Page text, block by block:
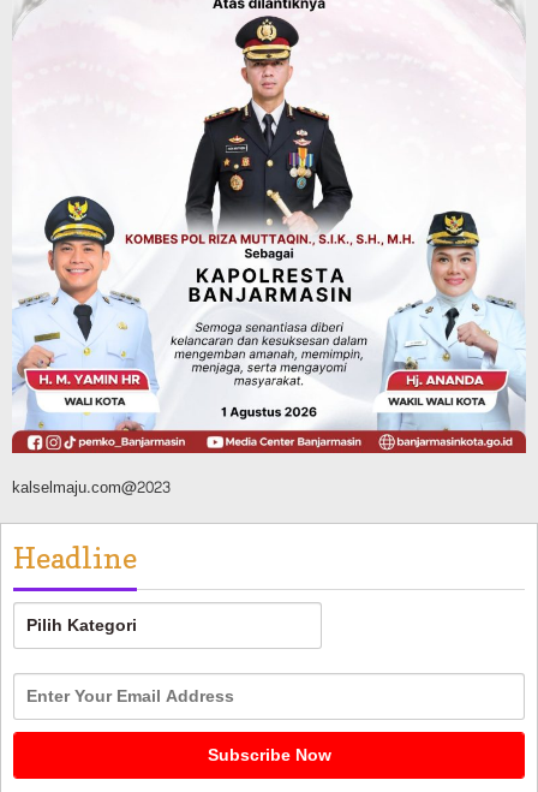
Tahura Sultan Adam Sempat Alami
Kebakaran Lahan, Api Berhasil
Dipadamkan, Kadishut Kalsel
Memimpin Langsung Aksi di Lapangan
Advertorial Pemkab Balangan
Silaturahmi ke DPRD Balangan, Kapolres
AKBP Arif Mansyur Perkuat Koordinasi
Keamanan Daerah
Agustus 6, 2026
kalselmaju.com@2023
Headline
Headline